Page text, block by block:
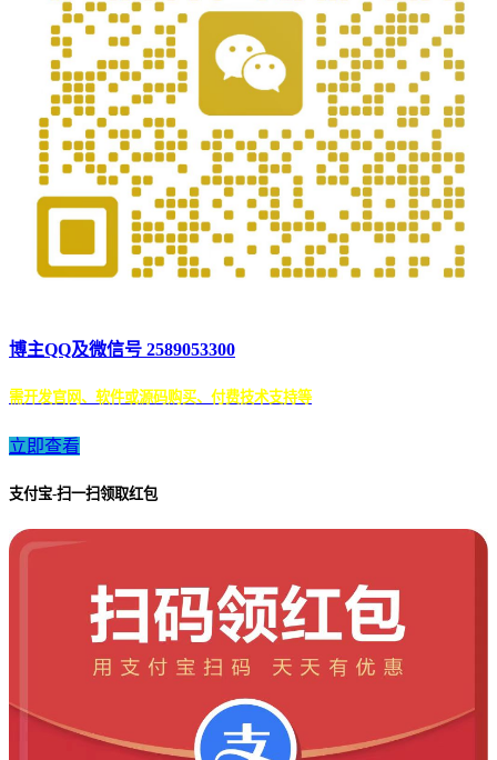
博主QQ及微信号 2589053300
需开发官网、软件或源码购买、付费技术支持等
立即查看
支付宝-扫一扫领取红包